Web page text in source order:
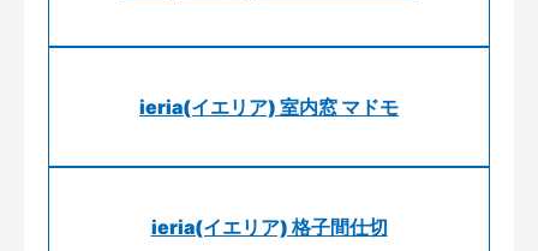
ieria(イエリア) 室内窓 マドモ
ieria(イエリア) 格子間仕切